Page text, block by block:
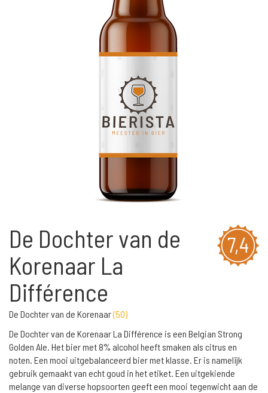
7,4
De Dochter van de
Korenaar La
Différence
De Dochter van de Korenaar(50)
De Dochter van de Korenaar La Différence is een Belgian Strong
Golden Ale. Het bier met 8% alcohol heeft smaken als citrus en
noten. Een mooi uitgebalanceerd bier met klasse. Er is namelijk
gebruik gemaakt van echt goud in het etiket. Een uitgekiende
melange van diverse hopsoorten geeft een mooi tegenwicht aan de